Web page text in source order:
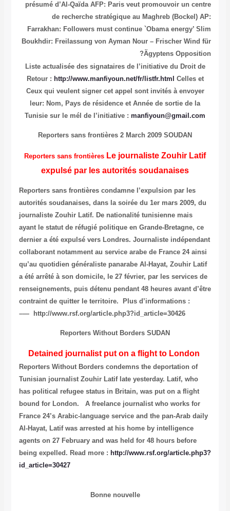
présumé d’Al-QaïdaAFP: Paris veut promouvoir un centre
de recherche stratégique au Maghreb (Bockel) AP:
Farrakhan: Followers must continue `Obama energy’Slim
Boukhdir: Freilassung von Ayman Nour – Frischer Wind für
Ägyptens Opposition?
Liste actualisée des signataires de l’initiative du Droit de
Retour : http://www.manfiyoun.net/fr/listfr.html Celles et
Ceux qui veulent signer cet appel sont invités à envoyer
leur: Nom, Pays de résidence et Année de sortie de la
Tunisie sur le mél de l’initiative : manfiyoun@gmail.com
Reporters sans frontières 2 March 2009 SOUDAN
Reporters sans frontières Le journaliste Zouhir Latif
expulsé par les autorités soudanaises
Reporters sans frontières condamne l’expulsion par les
autorités soudanaises, dans la soirée du 1er mars 2009, du
journaliste Zouhir Latif. De nationalité tunisienne mais
ayant le statut de réfugié politique en Grande-Bretagne, ce
dernier a été expulsé vers Londres. Journaliste indépendant
collaborant notamment au service arabe de France 24 ainsi
qu’au quotidien généraliste panarabe Al-Hayat, Zouhir Latif
a été arrêté à son domicile, le 27 février, par les services de
renseignements, puis détenu pendant 48 heures avant d’être
contraint de quitter le territoire. Plus d’informations :
http://www.rsf.org/article.php3?id_article=30426 —–
Reporters Without Borders SUDAN
Detained journalist put on a flight to London
Reporters Without Borders condemns the deportation of
Tunisian journalist Zouhir Latif late yesterday. Latif, who
has political refugee status in Britain, was put on a flight
bound for London. A freelance journalist who works for
France 24’s Arabic-language service and the pan-Arab daily
Al-Hayat, Latif was arrested at his home by intelligence
agents on 27 February and was held for 48 hours before
being expelled. Read more : http://www.rsf.org/article.php3?
id_article=30427
Bonne nouvelle